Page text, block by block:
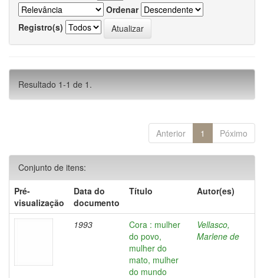
Ordenar
Registro(s)
Resultado 1-1 de 1.
Anterior 1 Póximo
Conjunto de itens:
Pré-
visualização
Data do
documento
Título Autor(es)
1993
Cora : mulher
do povo,
mulher do
mato, mulher
do mundo
Vellasco,
Marlene de